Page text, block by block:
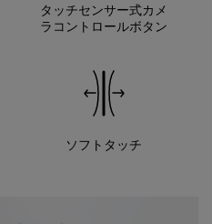
タッチセンサー式カメ
ラコントロールボタン
ソフトタッチ